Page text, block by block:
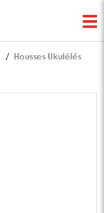
Housses Ukulélés